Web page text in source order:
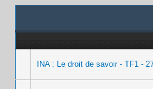
INA : Le droit de savoir - TF1 -